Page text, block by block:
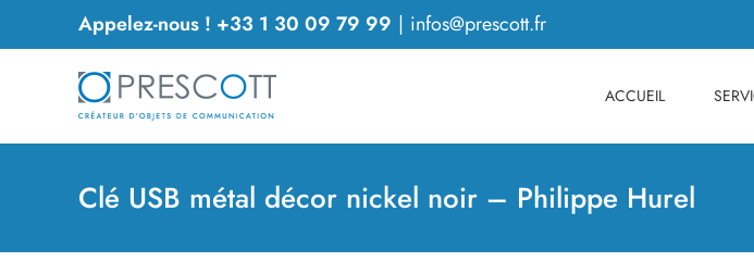
au
Appelez-nous ! +33 1 30 09 79 99 | infos@prescott.fr
ACCUEIL
Clé USB métal décor nickel noir – Philippe Hurel